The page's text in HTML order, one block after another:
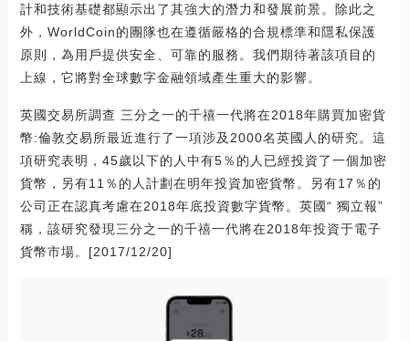
計和技術基礎都顯示出了其強大的潛力和發展前景。除此之
外，WorldCoin的團隊也在遵循嚴格的合規標準和隱私保護
原則，為用戶提供安全、可靠的服務。我們期待著該項目的
上線，它將對全球數字金融領域產生重大的影響。
英國交易所調查 三分之一的千禧一代將在2018年購買加密貨
幣:倫敦交易所最近進行了一項涉及2000名英國人的研究。這
項研究表明，45歲以下的人中有5％的人已經投資了一個加密
貨幣，另有11％的人計劃在明年投資加密貨幣。另有17％的
公司正在認真考慮在2018年底投資數字貨幣。英國“ 獨立報”
稱，該研究發現三分之一的千禧一代將在2018年投資于電子
貨幣市場。[2017/12/20]